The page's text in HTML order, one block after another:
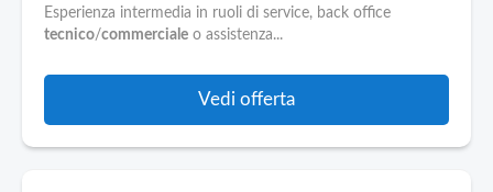
Esperienza intermedia in ruoli di service, back office
tecnico/commerciale o assistenza...
Vedi offerta